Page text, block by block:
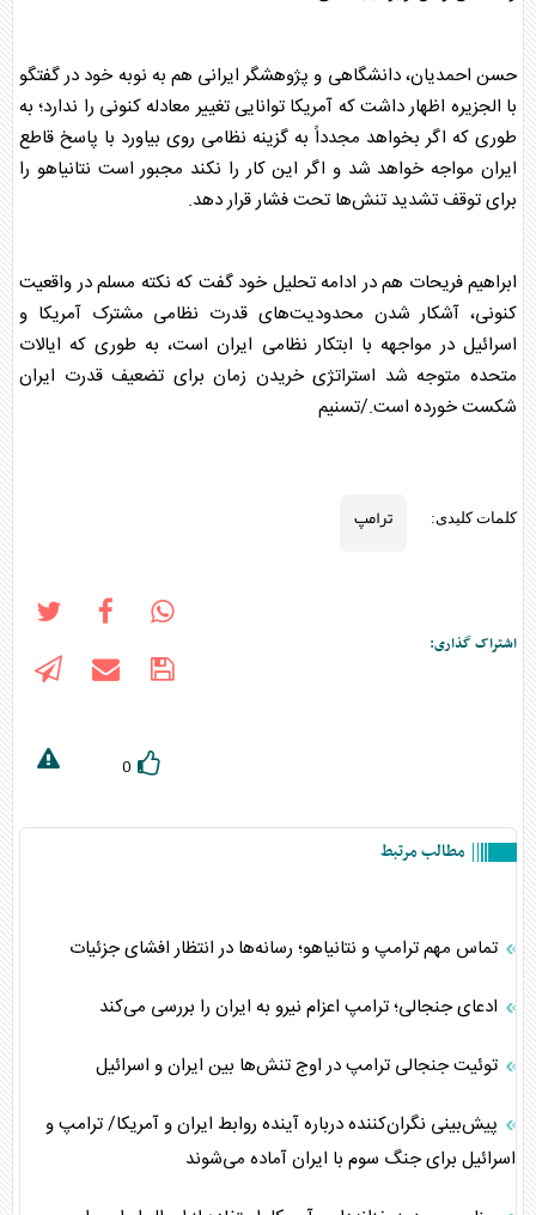
حسن احمدیان، دانشگاهی و پژوهشگر ایرانی هم به نوبه خود در گفتگو
با الجزیره اظهار داشت که آمریکا توانایی تغییر معادله کنونی را ندارد؛ به
طوری که اگر بخواهد مجدداً به گزینه نظامی روی بیاورد با پاسخ قاطع
ایران مواجه خواهد شد و اگر این کار را نکند مجبور است نتانیاهو را
برای توقف تشدید تنش‌ها تحت فشار قرار دهد.
ابراهیم فریحات هم در ادامه تحلیل خود گفت که نکته مسلم در واقعیت
کنونی، آشکار شدن محدودیت‌های قدرت نظامی مشترک آمریکا و
اسرائیل در مواجهه با ابتکار نظامی ایران است، به طوری که ایالات
متحده متوجه شد استراتژی خریدن زمان برای تضعیف قدرت ایران
شکست خورده است./تسنیم
کلمات کلیدی: ترامپ
اشتراک گذاری:
0
مطالب مرتبط
تماس مهم ترامپ و نتانیاهو؛ رسانه‌ها در انتظار افشای جزئیات
ادعای جنجالی؛ ترامپ اعزام نیرو به ایران را بررسی می‌کند
توئیت جنجالی ترامپ در اوج تنش‌ها بین ایران و اسرائیل
پیش‌بینی نگران‌کننده درباره آینده روابط ایران و آمریکا/ ترامپ و
اسرائیل برای جنگ سوم با ایران آماده می‌شوند